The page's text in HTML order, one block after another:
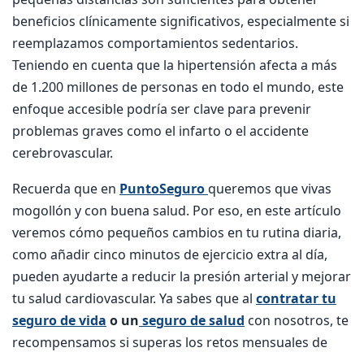
beneficios clínicamente significativos, especialmente si
reemplazamos comportamientos sedentarios.
Teniendo en cuenta que la hipertensión afecta a más
de 1.200 millones de personas en todo el mundo, este
enfoque accesible podría ser clave para prevenir
problemas graves como el infarto o el accidente
cerebrovascular.
Recuerda que en PuntoSeguroqueremos que vivas
mogollón y con buena salud. Por eso, en este artículo
veremos cómo pequeños cambios en tu rutina diaria,
como añadir cinco minutos de ejercicio extra al día,
pueden ayudarte a reducir la presión arterial y mejorar
tu salud cardiovascular. Ya sabes que al contratar tu
seguro de vida o un seguro de salud con nosotros, te
recompensamos si superas los retos mensuales de